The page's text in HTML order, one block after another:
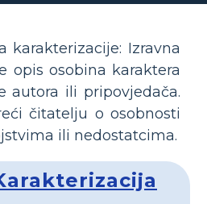
karakterizacije: Izravna
opis osobina karaktera
autora ili pripovjedača.
čitatelju o osobnosti
ili nedostatcima.